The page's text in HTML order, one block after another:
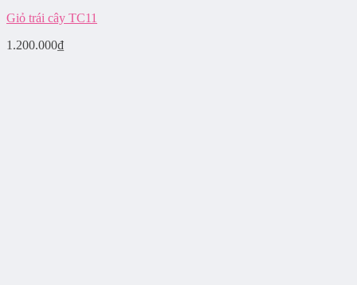
Giỏ trái cây TC11
1.200.000₫